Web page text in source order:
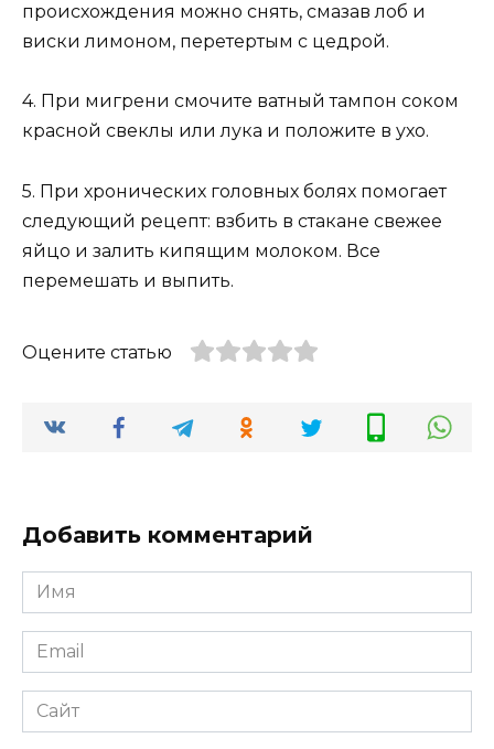
происхождения можно снять, смазав лоб и
виски лимоном, перетертым с цедрой.
4. При мигрени смочите ватный тампон соком
красной свеклы или лука и положите в ухо.
5. При хронических головных болях помогает
следующий рецепт: взбить в стакане свежее
яйцо и залить кипящим молоком. Все
перемешать и выпить.
Оцените статью
Добавить комментарий
Имя
*
Email
*
Сайт